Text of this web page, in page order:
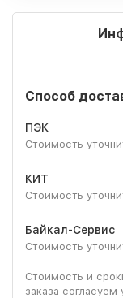
Способ
ПЭК
Стоимость
КИТ
Стоимость
Байкал-Сервис
Стоимость
Стоимость и
заказа